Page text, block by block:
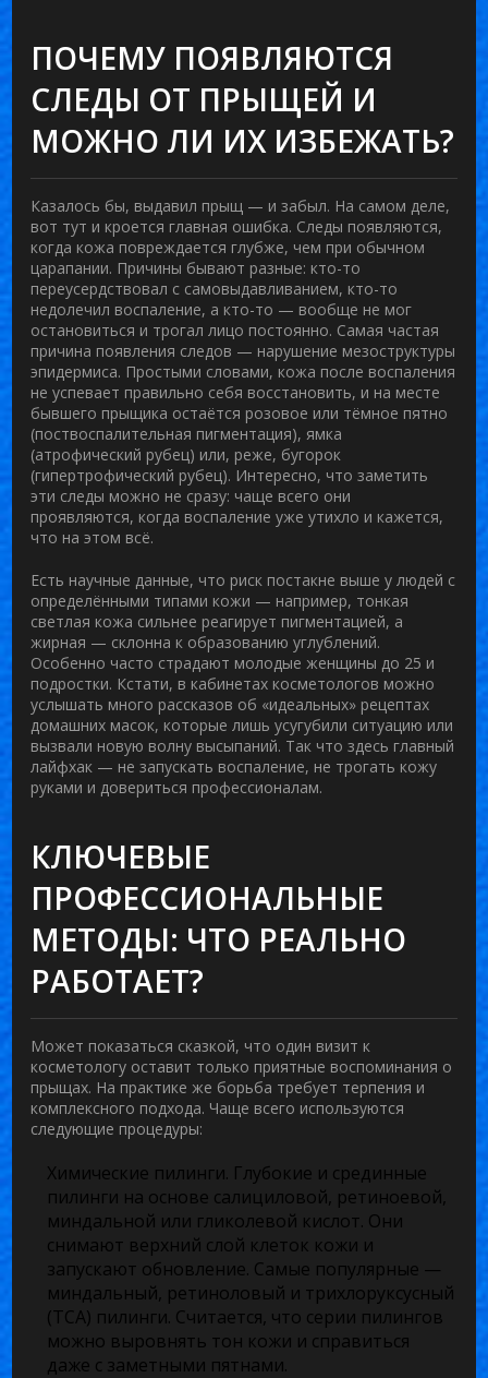
ПОЧЕМУ ПОЯВЛЯЮТСЯ
СЛЕДЫ ОТ ПРЫЩЕЙ И
МОЖНО ЛИ ИХ ИЗБЕЖАТЬ?
Казалось бы, выдавил прыщ — и забыл. На самом деле,
вот тут и кроется главная ошибка. Следы появляются,
когда кожа повреждается глубже, чем при обычном
царапании. Причины бывают разные: кто-то
переусердствовал с самовыдавливанием, кто-то
недолечил воспаление, а кто-то — вообще не мог
остановиться и трогал лицо постоянно. Самая частая
причина появления следов — нарушение мезоструктуры
эпидермиса. Простыми словами, кожа после воспаления
не успевает правильно себя восстановить, и на месте
бывшего прыщика остаётся розовое или тёмное пятно
(поствоспалительная пигментация), ямка
(атрофический рубец) или, реже, бугорок
(гипертрофический рубец). Интересно, что заметить
эти следы можно не сразу: чаще всего они
проявляются, когда воспаление уже утихло и кажется,
что на этом всё.
Есть научные данные, что риск постакне выше у людей с
определёнными типами кожи — например, тонкая
светлая кожа сильнее реагирует пигментацией, а
жирная — склонна к образованию углублений.
Особенно часто страдают молодые женщины до 25 и
подростки. Кстати, в кабинетах косметологов можно
услышать много рассказов об «идеальных» рецептах
домашних масок, которые лишь усугубили ситуацию или
вызвали новую волну высыпаний. Так что здесь главный
лайфхак — не запускать воспаление, не трогать кожу
руками и довериться профессионалам.
КЛЮЧЕВЫЕ
ПРОФЕССИОНАЛЬНЫЕ
МЕТОДЫ: ЧТО РЕАЛЬНО
РАБОТАЕТ?
Может показаться сказкой, что один визит к
косметологу оставит только приятные воспоминания о
прыщах. На практике же борьба требует терпения и
комплексного подхода. Чаще всего используются
следующие процедуры:
Химические пилинги. Глубокие и срединные
пилинги на основе салициловой, ретиноевой,
миндальной или гликолевой кислот. Они
снимают верхний слой клеток кожи и
запускают обновление. Самые популярные —
миндальный, ретиноловый и трихлоруксусный
(ТСА) пилинги. Считается, что серии пилингов
можно выровнять тон кожи и справиться
даже с заметными пятнами.